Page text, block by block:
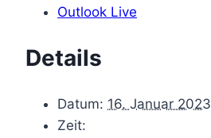
Outlook Live
Details
Datum: 16. Januar 2023
Zeit: